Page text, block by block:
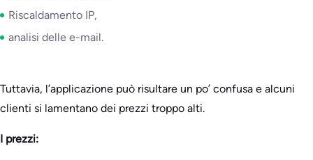
Riscaldamento IP,
analisi delle e-mail.
Tuttavia, l’applicazione può risultare un po’ confusa e alcuni
clienti si lamentano dei prezzi troppo alti.
I prezzi: